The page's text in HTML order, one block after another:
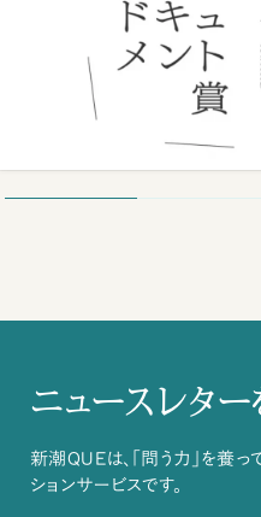
ニュースレタ
新潮QUEは、「問う力」を養っ
ションサービスです。